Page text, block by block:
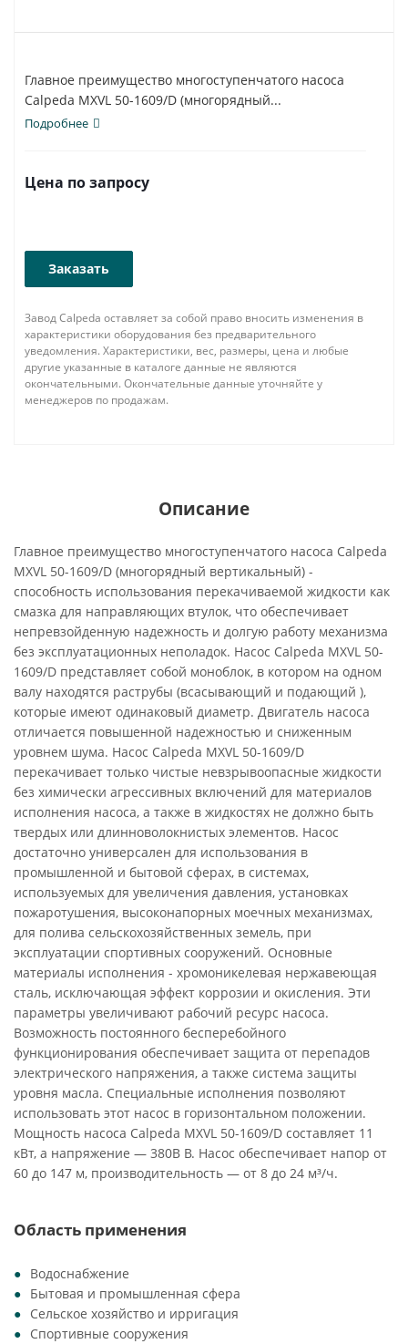
Главное преимущество многоступенчатого насоса
Calpeda MXVL 50-1609/D (многорядный...
Подробнее
Цена по запросу
Заказать
Завод Calpeda оставляет за собой право вносить изменения в
характеристики оборудования без предварительного
уведомления. Характеристики, вес, размеры, цена и любые
другие указанные в каталоге данные не являются
окончательными. Окончательные данные уточняйте у
менеджеров по продажам.
Описание
Главное преимущество многоступенчатого насоса Calpeda
MXVL 50-1609/D (многорядный вертикальный) -
способность использования перекачиваемой жидкости как
смазка для направляющих втулок, что обеспечивает
непревзойденную надежность и долгую работу механизма
без эксплуатационных неполадок. Насос Calpeda MXVL 50-
1609/D представляет собой моноблок, в котором на одном
валу находятся раструбы (всасывающий и подающий ),
которые имеют одинаковый диаметр. Двигатель насоса
отличается повышенной надежностью и сниженным
уровнем шума. Насос Calpeda MXVL 50-1609/D
перекачивает только чистые невзрывоопасные жидкости
без химически агрессивных включений для материалов
исполнения насоса, а также в жидкостях не должно быть
твердых или длинноволокнистых элементов. Насос
достаточно универсален для использования в
промышленной и бытовой сферах, в системах,
используемых для увеличения давления, установках
пожаротушения, высоконапорных моечных механизмах,
для полива сельскохозяйственных земель, при
эксплуатации спортивных сооружений. Основные
материалы исполнения - хромоникелевая нержавеющая
сталь, исключающая эффект коррозии и окисления. Эти
параметры увеличивают рабочий ресурс насоса.
Возможность постоянного бесперебойного
функционирования обеспечивает защита от перепадов
электрического напряжения, а также система защиты
уровня масла. Специальные исполнения позволяют
использовать этот насос в горизонтальном положении.
Мощность насоса Calpeda MXVL 50-1609/D составляет 11
кВт, а напряжение — 380В В. Насос обеспечивает напор от
60 до 147 м, производительность — от 8 до 24 м³/ч.
Область применения
Водоснабжение
Бытовая и промышленная сфера
Сельское хозяйство и ирригация
Спортивные сооружения